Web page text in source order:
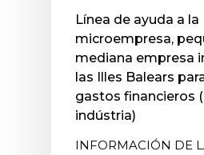
Línea de ayuda a la
microempresa,
mediana empresa
las Illes Balears
gastos financieros
indústria)
INFORMACIÓN DE